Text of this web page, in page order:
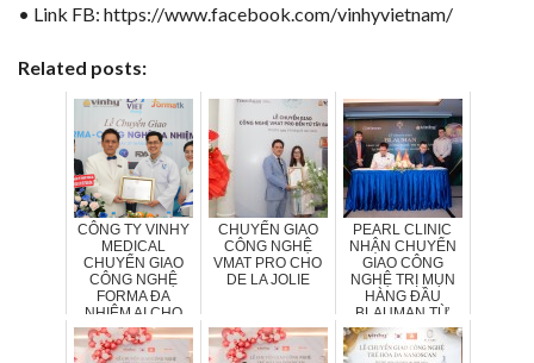
• Link FB: https://www.facebook.com/vinhyvietnam/
Related posts:
CÔNG TY VINHY
MEDICAL
CHUYỂN GIAO
CÔNG NGHỆ
FORMA ĐA
NHIỆM AI CHO
PHÒNG KHÁM
DA VIỆT
CHUYỂN GIAO
CÔNG NGHỆ
VMAT PRO CHO
DE LA JOLIE
PEARL CLINIC
NHẬN CHUYỂN
GIAO CÔNG
NGHỆ TRỊ MỤN
HÀNG ĐẦU
BLAUMAN TỪ
VINHY